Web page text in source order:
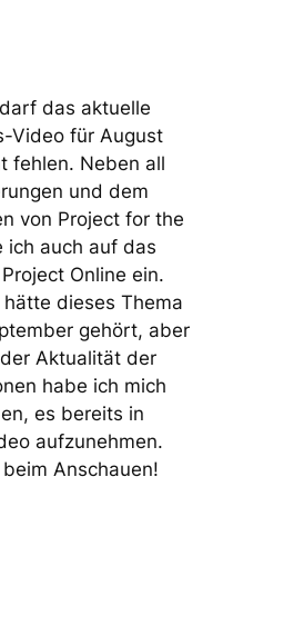
das aktuelle
Video für August
fehlen. Neben all
und dem
von Project for the
ich auch auf das
Online ein.
hätte dieses Thema
gehört, aber
Aktualität der
habe ich mich
es bereits in
aufzunehmen.
Anschauen!